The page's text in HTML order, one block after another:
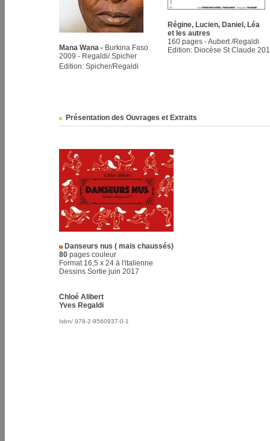
Mana Wana - Burkina Faso
2009 - Regaldi/.Spicher
Edition: Spicher/Regaldi
Régine, Lucien, Daniel, Léa
et les autres
160 pages - Aubert /Regaldi
Edition: Diocèse St Claude
Présentation des Ouvrages et Extraits
Danseurs nus ( mais chaussés)
80 pages couleur
Format 16,5 x 24 à l'italienne
Dessins Sortie juin 2017
Chloé Alibert
Yves Regaldi
Isbn/ 978-2-9560937-0-1